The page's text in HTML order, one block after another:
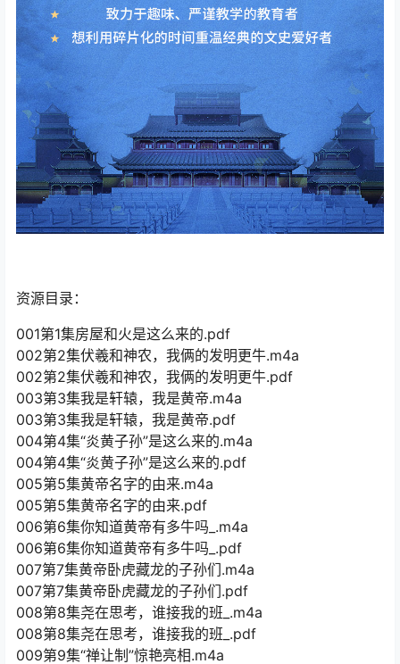
资源目录：
001第1集房屋和火是这么来的.pdf
002第2集伏羲和神农，我俩的发明更牛.m4a
002第2集伏羲和神农，我俩的发明更牛.pdf
003第3集我是轩辕，我是黄帝.m4a
003第3集我是轩辕，我是黄帝.pdf
004第4集“炎黄子孙”是这么来的.m4a
004第4集“炎黄子孙”是这么来的.pdf
005第5集黄帝名字的由来.m4a
005第5集黄帝名字的由来.pdf
006第6集你知道黄帝有多牛吗_.m4a
006第6集你知道黄帝有多牛吗_.pdf
007第7集黄帝卧虎藏龙的子孙们.m4a
007第7集黄帝卧虎藏龙的子孙们.pdf
008第8集尧在思考，谁接我的班_.m4a
008第8集尧在思考，谁接我的班_.pdf
009第9集“禅让制”惊艳亮相.m4a